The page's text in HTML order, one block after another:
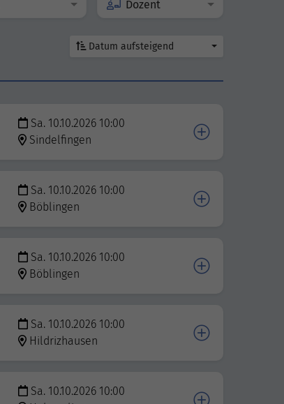
Dozent
Datum aufsteigend
Sa. 10.10.2026 10:00
Sindelfingen
Sa. 10.10.2026 10:00
Böblingen
Sa. 10.10.2026 10:00
Böblingen
Sa. 10.10.2026 10:00
Hildrizhausen
Sa. 10.10.2026 10:00